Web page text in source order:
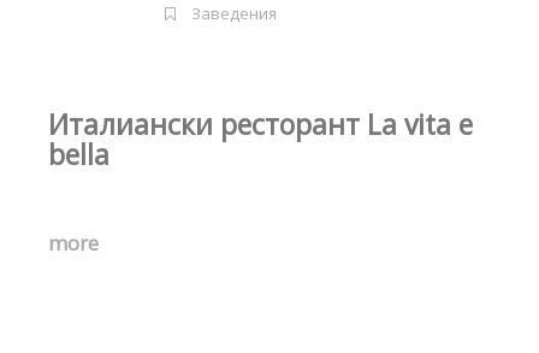
Заведения
Италиански ресторант La vita e
bella
more